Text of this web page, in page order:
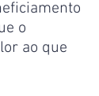
o
ao que